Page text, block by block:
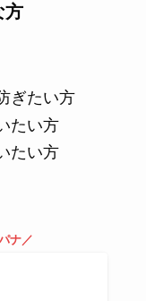
方
ぎたい方
たい方
たい方
ナ／